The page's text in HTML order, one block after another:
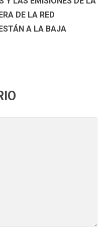
DE LA RED
A LA BAJA